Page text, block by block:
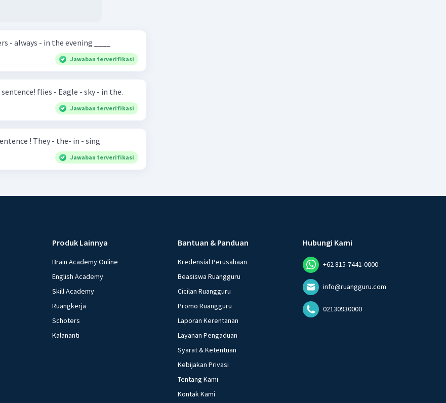
Jawaban terverifikasi
Arrange the words into a good sentence! flies - Eagle - sky - in the.
Jawaban terverifikasi
Arrange the words into good sentence ! They - the- in - sing
Jawaban terverifikasi
Produk Lainnya
Brain Academy Online
English Academy
Skill Academy
Ruangkerja
Schoters
Kalananti
Bantuan & Panduan
Kredensial Perusahaan
Beasiswa Ruangguru
Cicilan Ruangguru
Promo Ruangguru
Laporan Kerentanan
Layanan Pengaduan
Syarat & Ketentuan
Kebijakan Privasi
Tentang Kami
Kontak Kami
Hubungi Kami
+62 815-7441-0000
info@ruangguru.com
02130930000